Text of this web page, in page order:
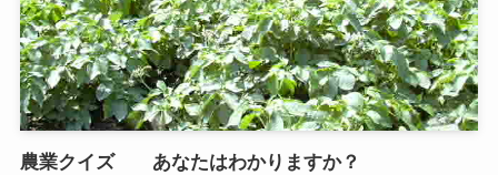
農業クイズ あなたはわかりますか？